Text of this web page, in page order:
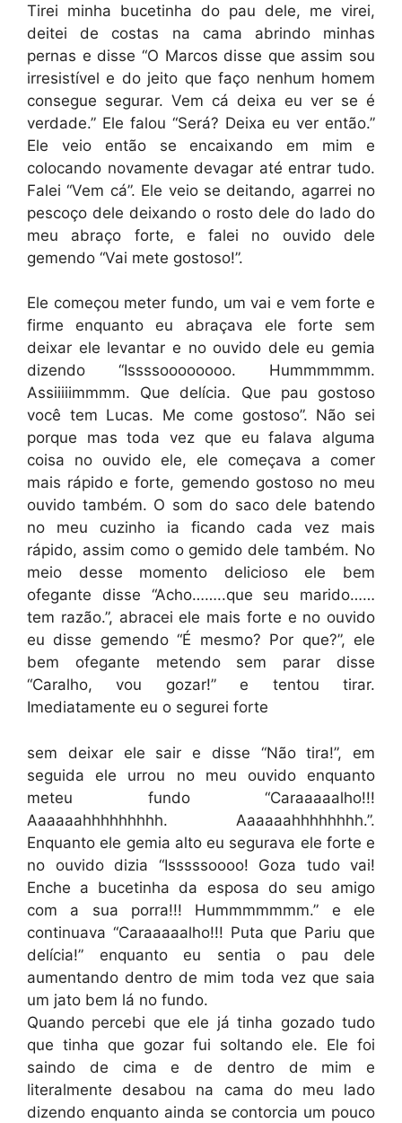
Tirei minha bucetinha do pau dele, me virei,
deitei de costas na cama abrindo minhas
pernas e disse “O Marcos disse que assim sou
irresistível e do jeito que faço nenhum homem
consegue segurar. Vem cá deixa eu ver se é
verdade.” Ele falou “Será? Deixa eu ver então.”
Ele veio então se encaixando em mim e
colocando novamente devagar até entrar tudo.
Falei “Vem cá”. Ele veio se deitando, agarrei no
pescoço dele deixando o rosto dele do lado do
meu abraço forte, e falei no ouvido dele
gemendo “Vai mete gostoso!”.
Ele começou meter fundo, um vai e vem forte e
firme enquanto eu abraçava ele forte sem
deixar ele levantar e no ouvido dele eu gemia
dizendo “Issssoooooooo. Hummmmmm.
Assiiiiimmmm. Que delícia. Que pau gostoso
você tem Lucas. Me come gostoso”. Não sei
porque mas toda vez que eu falava alguma
coisa no ouvido ele, ele começava a comer
mais rápido e forte, gemendo gostoso no meu
ouvido também. O som do saco dele batendo
no meu cuzinho ia ficando cada vez mais
rápido, assim como o gemido dele também. No
meio desse momento delicioso ele bem
ofegante disse “Acho……..que seu marido……
tem razão.”, abracei ele mais forte e no ouvido
eu disse gemendo “É mesmo? Por que?”, ele
bem ofegante metendo sem parar disse
“Caralho, vou gozar!” e tentou tirar.
Imediatamente eu o segurei forte
sem deixar ele sair e disse “Não tira!”, em
seguida ele urrou no meu ouvido enquanto
meteu fundo “Caraaaaalho!!!
Aaaaaahhhhhhhhh. Aaaaaahhhhhhhh.”.
Enquanto ele gemia alto eu segurava ele forte e
no ouvido dizia “Isssssoooo! Goza tudo vai!
Enche a bucetinha da esposa do seu amigo
com a sua porra!!! Hummmmmmm.” e ele
continuava “Caraaaaalho!!! Puta que Pariu que
delícia!” enquanto eu sentia o pau dele
aumentando dentro de mim toda vez que saia
um jato bem lá no fundo.
Quando percebi que ele já tinha gozado tudo
que tinha que gozar fui soltando ele. Ele foi
saindo de cima e de dentro de mim e
literalmente desabou na cama do meu lado
dizendo enquanto ainda se contorcia um pouco